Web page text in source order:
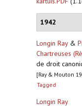
1942
Longin Ray&
Chartreuses
de droit
[Ray & Mouton
Tagged
Longin Ray